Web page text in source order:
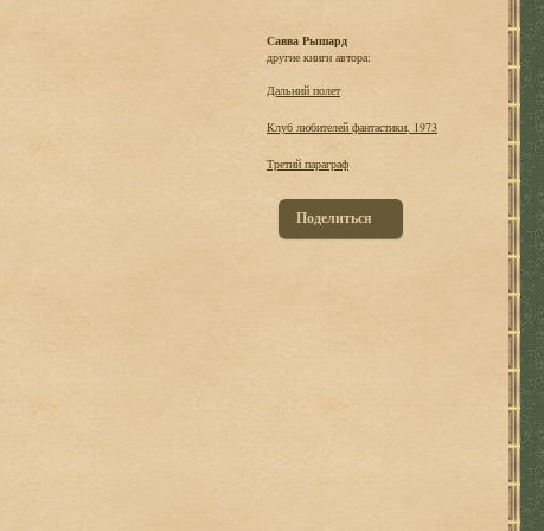
Савва Рышард
другие книги автора:
Дальний полет
Клуб любителей фантастики, 1973
Третий параграф
Поделиться